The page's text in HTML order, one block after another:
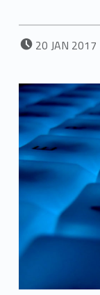
POSTED ON:
20 JAN 2017